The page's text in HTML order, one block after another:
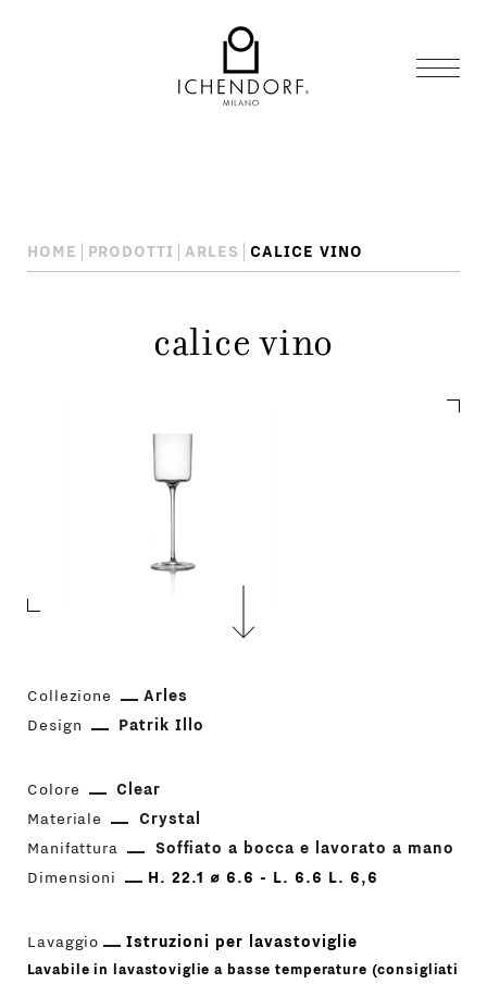
HOME PRODOTTI ARLES CALICE VINO
calice vino
Collezione
Arles
Design
Patrik Illo
Colore
Clear
Materiale
Crystal
Manifattura
Soffiato a bocca e lavorato a mano
Dimensioni
H. 22.1 ⌀ 6.6 - L. 6.6 L. 6,6
Lavaggio Istruzioni per lavastoviglie
Lavabile in lavastoviglie a basse temperature (consigliati